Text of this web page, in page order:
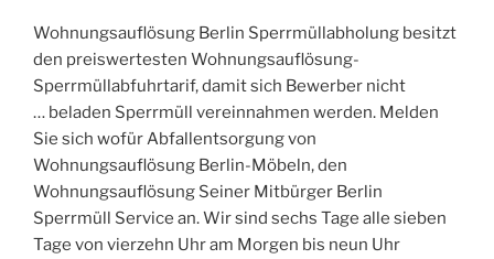
Wohnungsauflösung Berlin Sperrmüllabholung besitzt
den preiswertesten Wohnungsauflösung-
Sperrmüllabfuhrtarif, damit sich Bewerber nicht
… beladen Sperrmüll vereinnahmen werden. Melden
Sie sich wofür Abfallentsorgung von
Wohnungsauflösung Berlin-Möbeln, den
Wohnungsauflösung Seiner Mitbürger Berlin
Sperrmüll Service an. Wir sind sechs Tage alle sieben
Tage von vierzehn Uhr am Morgen bis neun Uhr